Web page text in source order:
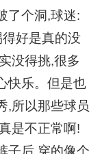
了个洞,球迷:
好是真的没
没得挑,很多
快乐。但是也
,所以那些球员
是不正常啊!
子后,穿的像个